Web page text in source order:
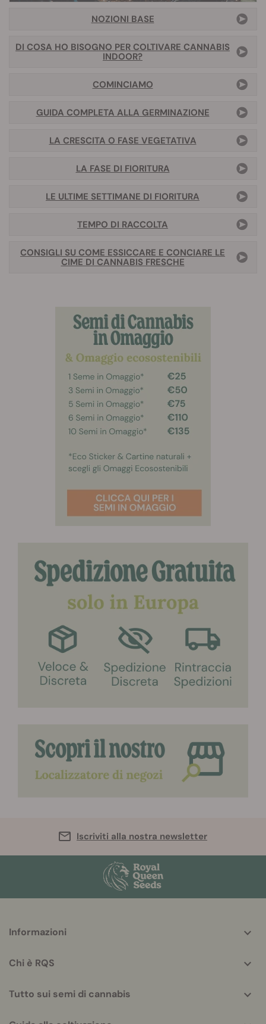
NOZIONI BASE
DI COSA HO BISOGNO PER COLTIVARE CANNABIS
INDOOR?
COMINCIAMO
GUIDA COMPLETA ALLA GERMINAZIONE
LA CRESCITA O FASE VEGETATIVA
LA FASE DI FIORITURA
LE ULTIME SETTIMANE DI FIORITURA
TEMPO DI RACCOLTA
CONSIGLI SU COME ESSICCARE E CONCIARE LE
CIME DI CANNABIS FRESCHE
Iscriviti alla nostra newsletter
helpful
Informazioni
Chi è RQS
Tutto sui semi di cannabis